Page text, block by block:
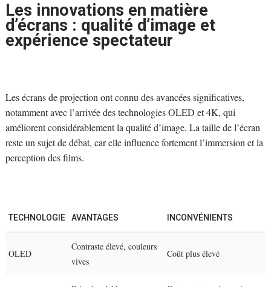
Les innovations en matière
d’écrans : qualité d’image et
expérience spectateur
Les écrans de projection ont connu des avancées significatives,
notamment avec l’arrivée des technologies OLED et 4K, qui
améliorent considérablement la qualité d’image. La taille de l’écran
reste un sujet de débat, car elle influence fortement l’immersion et la
perception des films.
TECHNOLOGIE AVANTAGES INCONVÉNIENTS
OLED
Contraste élevé, couleurs
vives
Coût plus élevé